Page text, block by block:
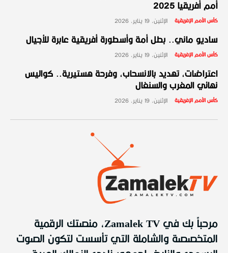
أمم أفريقيا 2025
كأس الأمم الإفريقية الإثنين، 19 يناير، 2026
ساديو ماني.. بطل أمة وأسطورة أفريقية عابرة للأجيال
كأس الأمم الإفريقية الإثنين، 19 يناير، 2026
اعتراضات، تهديد بالانسحاب، وفرحة هستيرية.. كواليس
نهائي المغرب والسنغال
كأس الأمم الإفريقية الإثنين، 19 يناير، 2026
مرحباً بك في Zamalek TV، منصتك الرقمية
المتخصصة والشاملة التي تأسست لتكون الصوت